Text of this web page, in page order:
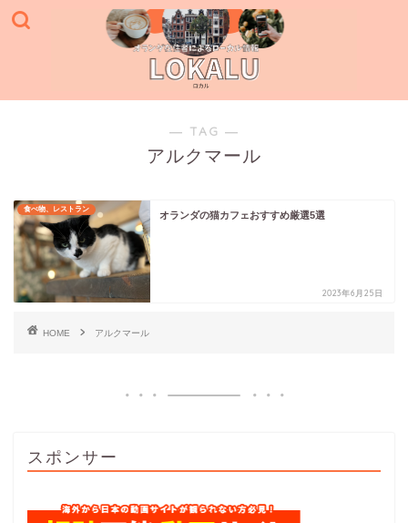
― TAG ―
アルクマール
食べ物、レストラン
オランダの猫カフェおすすめ厳選5選
2023年6月25日
HOME アルクマール
スポンサー